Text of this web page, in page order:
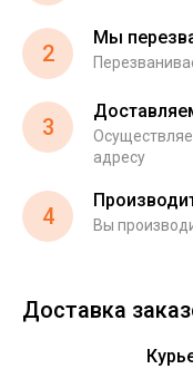
2
Мы
3
адресу
4 Вы
Доставка